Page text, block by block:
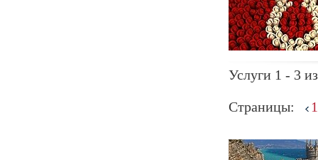
Услуги 1 - 3
Страницы: 1